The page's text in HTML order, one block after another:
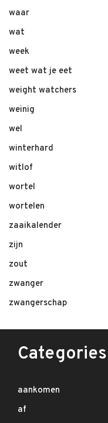
waar
wat
week
weet wat je eet
weight watchers
weinig
wel
winterhard
witlof
wortel
wortelen
zaaikalender
zijn
zout
zwanger
zwangerschap
Categories
aankomen
af